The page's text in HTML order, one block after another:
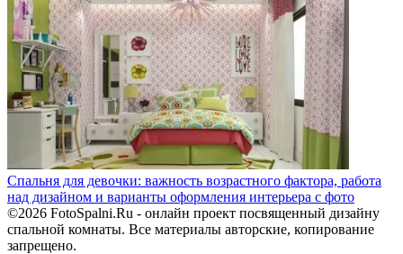
Спальня для девочки: важность возрастного фактора, работа
над дизайном и варианты оформления интерьера с фото
©2026 FotoSpalni.Ru - онлайн проект посвященный дизайну
спальной комнаты. Все материалы авторские, копирование
запрещено.